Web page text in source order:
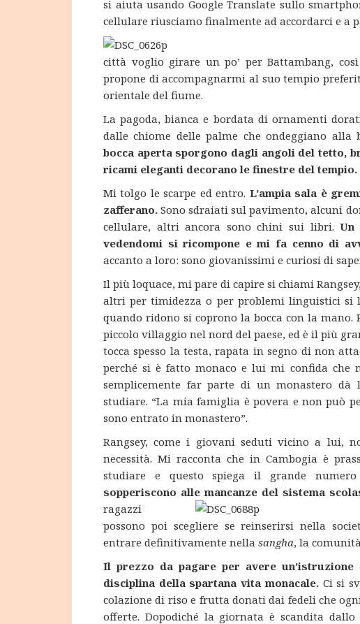
si aiuta usando Google Translate sullo
cellulare riusciamo finalmente ad accordarci e a
città voglio girare un po’ per Battambang,
propone di accompagnarmi al suo tempio
orientale del fiume.
La pagoda, bianca e bordata di ornamenti
dalle chiome delle palme che ondeggiano alla
bocca aperta sporgono dagli angoli del tetto,
ricami eleganti decorano le finestre del tempio.
Mi tolgo le scarpe ed entro. L’ampia sala è
zafferano. Sono sdraiati sul pavimento, alcuni
cellulare, altri ancora sono chini sui libri.Un
vedendomi si ricompone e mi fa cenno di
accanto a loro: sono giovanissimi e curiosi di
Il più loquace, mi pare di capire si chiami
altri per timidezza o per problemi linguistici si
quando ridono si coprono la bocca con la
piccolo villaggio nel nord del paese, ed è il più
tocca spesso la testa, rapata in segno di non
perché si è fatto monaco e lui mi confida che
semplicemente far parte di un monastero
studiare. “La mia famiglia è povera e non può
sono entrato in monastero”.
Rangsey, come i giovani seduti vicino a lui,
necessità. Mi racconta che in Cambogia è
studiare e questo spiega il grande
sopperiscono alle mancanze del sistema
ragazzi
possono poi scegliere se reinserirsi nella
entrare definitivamente nella sangha, la
Il prezzo da pagare per avere
disciplina della spartana vita monacale.Ci si
colazione di riso e frutta donati dai fedeli che
offerte. Dopodiché la giornata è scandita